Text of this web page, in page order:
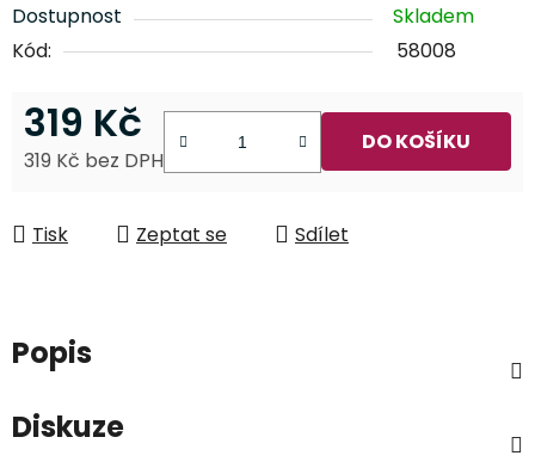
Dostupnost
Skladem
Kód:
58008
319 Kč
319 Kč bez DPH
DO KOŠÍKU
Tisk Zeptat se Sdílet
Popis
Diskuze